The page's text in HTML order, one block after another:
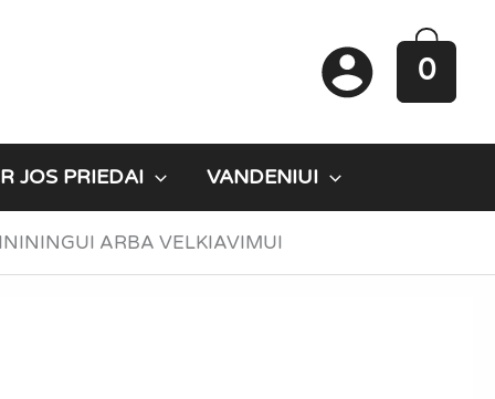
0
JOS PRIEDAI VANDENIUI
ARBA VELKIAVIMUI